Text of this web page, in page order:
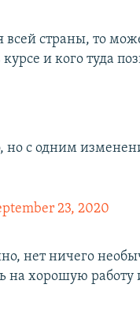
всей страны, то
и кого туда
но с одним
23, 2020
нет ничего
на хорошую